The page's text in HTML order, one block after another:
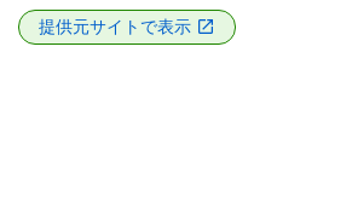
提供元サイトで表示